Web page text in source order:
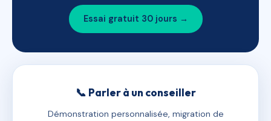
Essai gratuit 30 jours →
📞 Parler à un conseiller
Démonstration personnalisée, migration de